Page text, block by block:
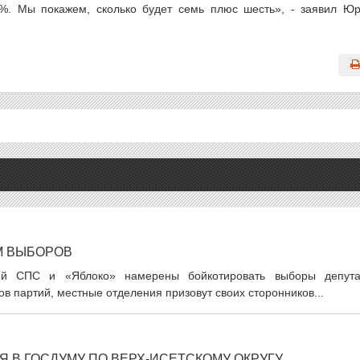
Мы покажем, сколько будет семь плюс шесть», - заявил
ВЫБОРОВ
СПС и «Яблоко» намерены бойкотировать выборы
местные отделения призовут своих сторонников...